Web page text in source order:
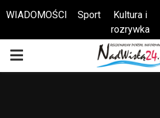
Otwórz pasek narzędzi
WIADOMOŚCI Sport
Kultura i
rozrywka
PRIMARY